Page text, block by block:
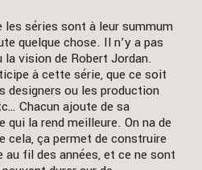
les séries sont à leur summum
quelque chose. Il n’y a pas
vision de Robert Jordan.
à cette série, que ce soit
designers ou les production
Chacun ajoute de sa
qui la rend meilleure. On na de
cela, ça permet de construire
fil des années, et ce ne sont